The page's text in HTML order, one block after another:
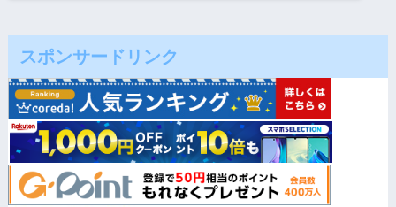
スポンサードリンク